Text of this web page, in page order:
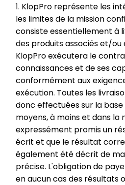
1. KlopPro représente les
les limites de la mission
consiste essentiellement à
des produits associés et/ou
KlopPro exécutera le
connaissances et de ses
conformément aux
exécution. Toutes les
donc effectuées sur la
moyens, à moins et dans la
expressément promis un
écrit et que le résultat
également été décrit de
précise. L'obligation de
en aucun cas des résultats